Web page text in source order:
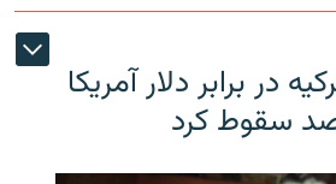
در برابر دلار آمریکا